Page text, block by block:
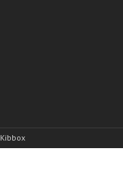
Kibbox